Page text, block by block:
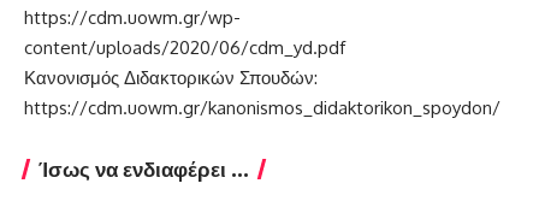
https://cdm.uowm.gr/wp-
content/uploads/2020/06/cdm_yd.pdf
Κανονισμός Διδακτορικών Σπουδών:
https://cdm.uowm.gr/kanonismos_didaktorikon_spoydon/
Ίσως να ενδιαφέρει ...